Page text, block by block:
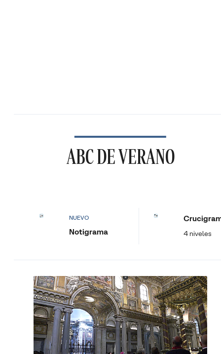
ABC DE VERANO
NUEVO
Notigrama 4 niveles